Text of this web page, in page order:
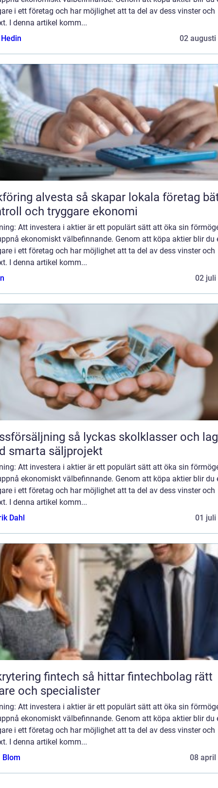
i ett företag och har möjlighet att ta del av dess vinster och
I denna artikel komm...
02 augusti
så skapar lokala företag bättre
och tryggare ekonomi
Att investera i aktier är ett populärt sätt att öka sin
ekonomiskt välbefinnande. Genom att köpa aktier blir du
i ett företag och har möjlighet att ta del av dess vinster och
I denna artikel komm...
02 juli
så lyckas skolklasser och lag
smarta säljprojekt
Att investera i aktier är ett populärt sätt att öka sin
ekonomiskt välbefinnande. Genom att köpa aktier blir du
i ett företag och har möjlighet att ta del av dess vinster och
I denna artikel komm...
Dahl
01 juli
fintech så hittar fintechbolag rätt
och specialister
Att investera i aktier är ett populärt sätt att öka sin
ekonomiskt välbefinnande. Genom att köpa aktier blir du
i ett företag och har möjlighet att ta del av dess vinster och
I denna artikel komm...
Blom
08 april